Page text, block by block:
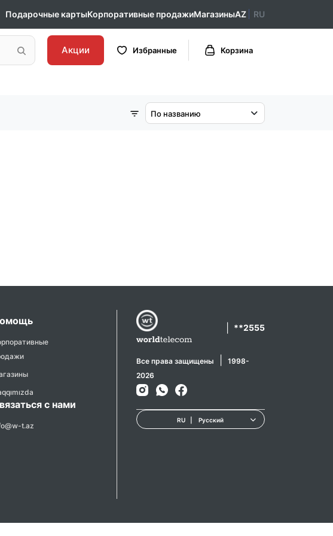
Подарочные картыКорпоративные продажиМагазиныAZ RU
Акции Избранные Корзина
По названию
с нами
t.az
**2555
Все права защищены
1998-
2026
RU Русский